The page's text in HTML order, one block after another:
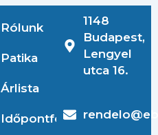
Rólunk
Patika
Árlista
Időpontfoglalás
1148
Budapest,
Lengyel
utca 16.